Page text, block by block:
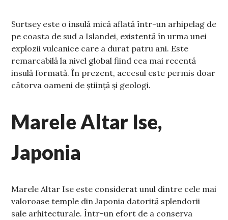
Surtsey este o insulă mică aflată într-un arhipelag de
pe coasta de sud a Islandei, existentă în urma unei
explozii vulcanice care a durat patru ani. Este
remarcabilă la nivel global fiind cea mai recentă
insulă formată. În prezent, accesul este permis doar
câtorva oameni de știință și geologi.
Marele Altar Ise,
Japonia
Marele Altar Ise este considerat unul dintre cele mai
valoroase temple din Japonia datorită splendorii
sale arhitecturale. Într-un efort de a conserva